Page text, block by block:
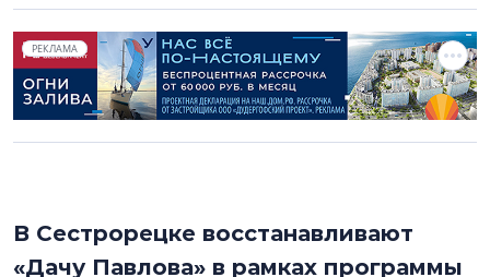
РЕКЛАМА
В Сестрорецке восстанавливают
«Дачу Павлова» в рамках программы